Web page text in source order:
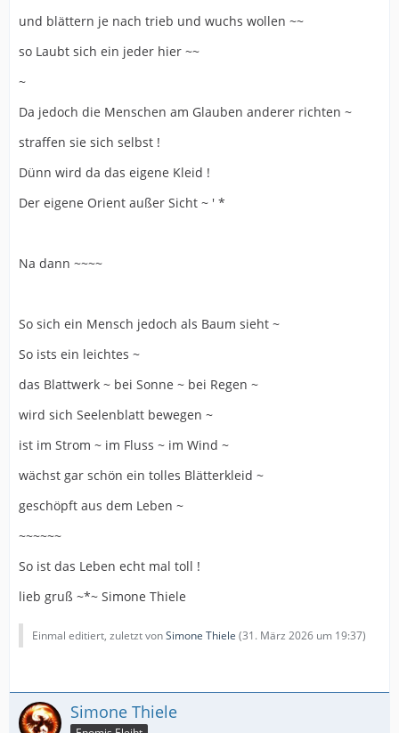
und blättern je nach trieb und wuchs wollen ~~
so Laubt sich ein jeder hier ~~
~
Da jedoch die Menschen am Glauben anderer richten ~
straffen sie sich selbst !
Dünn wird da das eigene Kleid !
Der eigene Orient außer Sicht ~ ' *
Na dann ~~~~
So sich ein Mensch jedoch als Baum sieht ~
So ists ein leichtes ~
das Blattwerk ~ bei Sonne ~ bei Regen ~
wird sich Seelenblatt bewegen ~
ist im Strom ~ im Fluss ~ im Wind ~
wächst gar schön ein tolles Blätterkleid ~
geschöpft aus dem Leben ~
~~~~~~
So ist das Leben echt mal toll !
lieb gruß ~*~ Simone Thiele
Einmal editiert, zuletzt vonSimone Thiele (31. März 2026 um 19:37)
Simone Thiele